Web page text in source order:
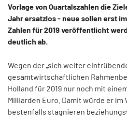
Vorlage von Quartalszahlen die
Jahr ersatzlos - neue sollen erst
Zahlen für 2019 veröffentlicht
deutlich ab.
Wegen der „sich weiter
gesamtwirtschaftlichen
Holland für 2019 nur noch mit
Milliarden Euro. Damit würde er im
bestenfalls stagnieren